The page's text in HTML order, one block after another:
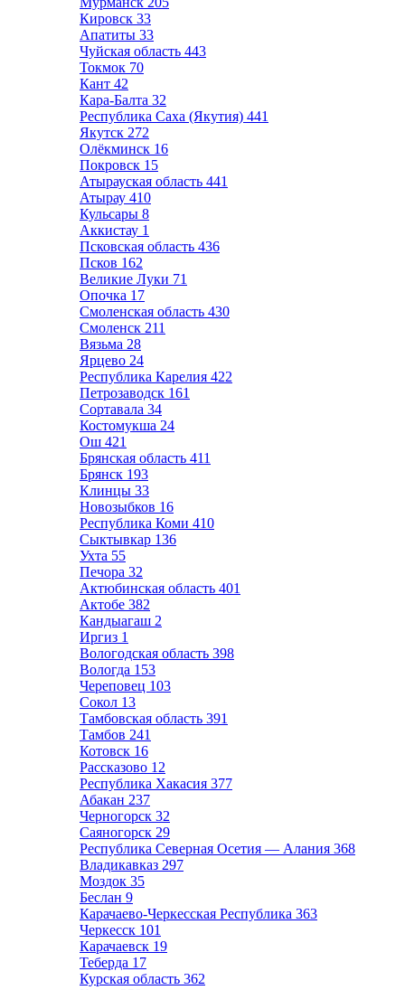
Кировск 33
Апатиты 33
Чуйская область 443
Токмок 70
Кант 42
Кара-Балта 32
Республика Саха (Якутия) 441
Якутск 272
Олёкминск 16
Покровск 15
Атырауская область 441
Атырау 410
Кульсары 8
Аккистау 1
Псковская область 436
Псков 162
Великие Луки 71
Опочка 17
Смоленская область 430
Смоленск 211
Вязьма 28
Ярцево 24
Республика Карелия 422
Петрозаводск 161
Сортавала 34
Костомукша 24
Ош 421
Брянская область 411
Брянск 193
Клинцы 33
Новозыбков 16
Республика Коми 410
Сыктывкар 136
Ухта 55
Печора 32
Актюбинская область 401
Актобе 382
Кандыагаш 2
Иргиз 1
Вологодская область 398
Вологда 153
Череповец 103
Сокол 13
Тамбовская область 391
Тамбов 241
Котовск 16
Рассказово 12
Республика Хакасия 377
Абакан 237
Черногорск 32
Саяногорск 29
Республика Северная Осетия — Алания 368
Владикавказ 297
Моздок 35
Беслан 9
Карачаево-Черкесская Республика 363
Черкесск 101
Карачаевск 19
Теберда 17
Курская область 362